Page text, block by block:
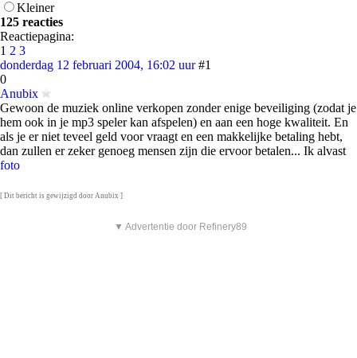
Kleiner
125 reacties
Reactiepagina:
1 2 3
donderdag 12 februari 2004, 16:02 uur #1
0
Anubix
Gewoon de muziek online verkopen zonder enige beveiliging (zodat je
hem ook in je mp3 speler kan afspelen) en aan een hoge kwaliteit. En
als je er niet teveel geld voor vraagt en een makkelijke betaling hebt,
dan zullen er zeker genoeg mensen zijn die ervoor betalen... Ik alvast
foto
[ Dit bericht is gewijzigd door Anubix ]
▼ Advertentie door Refinery89